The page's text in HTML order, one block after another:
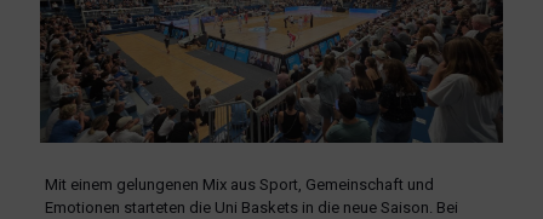
Mit einem gelungenen Mix aus Sport, Gemeinschaft und
Emotionen starteten die Uni Baskets in die neue Saison. Bei